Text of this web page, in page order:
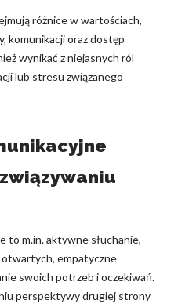
różnice w wartościach,
komunikacji oraz dostęp
wynikać z niejasnych ról
lub stresu związanego
to m.in. aktywne słuchanie,
otwartych, empatyczne
swoich potrzeb i oczekiwań.
perspektywy drugiej strony